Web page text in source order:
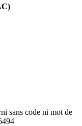
sans code ni mot de